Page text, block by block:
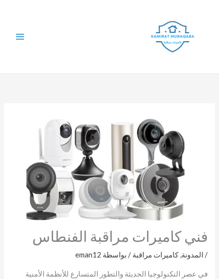
فني كاميرات مراقبة الفنطاس
/ المدونة,كاميرات مراقبة / بواسطة eman12
في عصر التكنولوجيا الحديثة والتطور المتسارع للأنظمة الأمنية